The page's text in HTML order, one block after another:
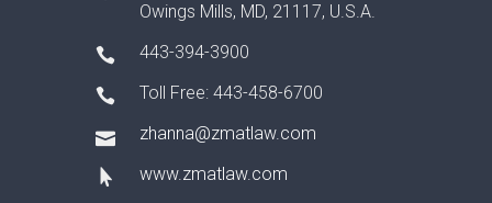
Owings Mills, MD, 21117, U.S.A.
443-394-3900
Toll Free: 443-458-6700
zhanna@zmatlaw.com
www.zmatlaw.com